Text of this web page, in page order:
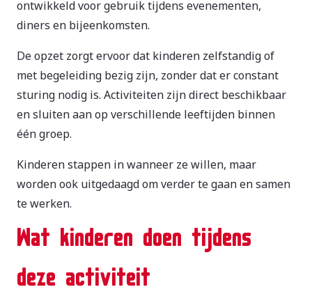
ontwikkeld voor gebruik tijdens evenementen,
diners en bijeenkomsten.
De opzet zorgt ervoor dat kinderen zelfstandig of
met begeleiding bezig zijn, zonder dat er constant
sturing nodig is. Activiteiten zijn direct beschikbaar
en sluiten aan op verschillende leeftijden binnen
één groep.
Kinderen stappen in wanneer ze willen, maar
worden ook uitgedaagd om verder te gaan en samen
te werken.
Wat kinderen doen tijdens
deze activiteit